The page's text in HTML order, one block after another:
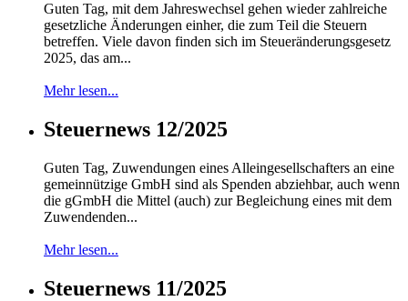
Guten Tag, mit dem Jahreswechsel gehen wieder zahlreiche
gesetzliche Änderungen einher, die zum Teil die Steuern
betreffen. Viele davon finden sich im Steueränderungsgesetz
2025, das am...
Mehr lesen...
Steuernews 12/2025
Guten Tag, Zuwendungen eines Alleingesellschafters an eine
gemeinnützige GmbH sind als Spenden abziehbar, auch wenn
die gGmbH die Mittel (auch) zur Begleichung eines mit dem
Zuwendenden...
Mehr lesen...
Steuernews 11/2025